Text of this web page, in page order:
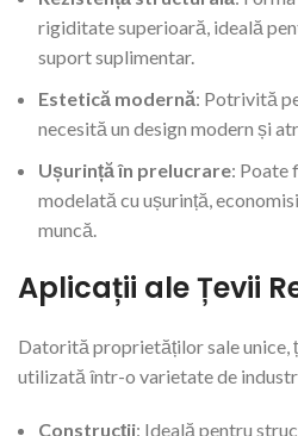
rigiditate superioară, ideală
suport suplimentar.
Estetică modernă: Potrivită
necesită un design modern și
Ușurință în prelucrare: Poate
modelată cu ușurință,
muncă.
Aplicații ale Țevii
Datorită proprietăților sale unice,
utilizată într-o varietate de
Construcții: Ideală pentru